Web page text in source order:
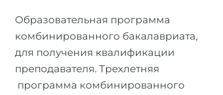
ПРОФЕССИИ
Профессии
Специальности
Примеры вакансий
ПОСТУПАЕМ НА...
Медицина
Инженерия
Физика
Менеджмент
Образовательная программа
комбинированного бакалавриата,
для получения квалификации
преподавателя. Трехлетняя
программа комбинированного